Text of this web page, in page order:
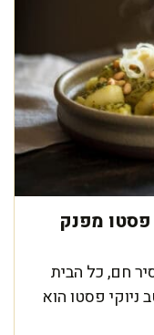
פסטו מפנק
חם, כל הבית
פסטו הוא